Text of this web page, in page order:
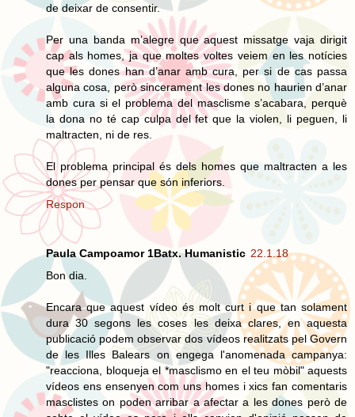
de deixar de consentir.
Per una banda m’alegre que aquest missatge vaja dirigit
cap als homes, ja que moltes voltes veiem en les notícies
que les dones han d’anar amb cura, per si de cas passa
alguna cosa, però sincerament les dones no haurien d’anar
amb cura si el problema del masclisme s’acabara, perquè
la dona no té cap culpa del fet que la violen, li peguen, li
maltracten, ni de res.
El problema principal és dels homes que maltracten a les
dones per pensar que són inferiors.
Respon
Paula Campoamor 1Batx. Humanistic 22.1.18
Bon dia.
Encara que aquest vídeo és molt curt i que tan solament
dura 30 segons les coses les deixa clares, en aquesta
publicació podem observar dos vídeos realitzats pel Govern
de les Illes Balears on engega l'anomenada campanya:
"reacciona, bloqueja el *masclismo en el teu mòbil" aquests
vídeos ens ensenyen com uns homes i xics fan comentaris
masclistes on poden arribar a afectar a les dones però de